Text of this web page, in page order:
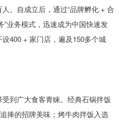
。自成立后，通过“品牌孵化 + 合
业务模式，迅速成为中国快速发
400 + 家门店，遍及150多个城
到广大食客青睐。经典石锅拌饭
捧的招牌美味；烤牛肉拌饭入选